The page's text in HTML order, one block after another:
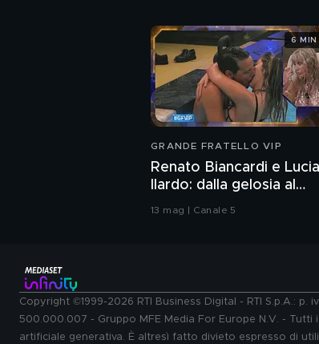
GRANDE FRATELLO VIP
Renato Biancardi e Lucia
Ilardo: dalla gelosia al
13 mag | Canale 5
6 MIN
Copyright ©1999-2026 RTI Business Digital - RTI S.p.A.:
500.000.007 - Gruppo MFE Media For Europe N.V. -
artificiale generativa. È altresì fatto divieto espresso di